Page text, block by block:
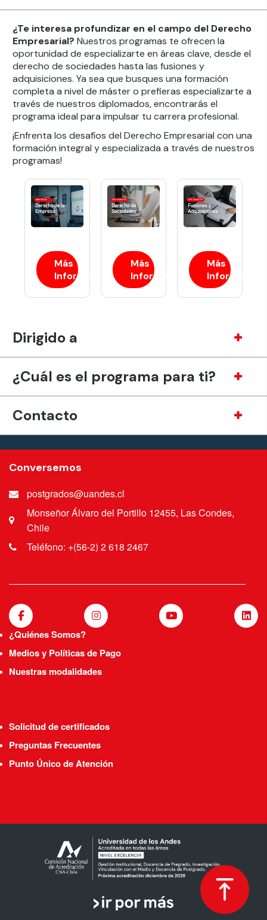
¿Te interesa profundizar en el campo del Derecho
Empresarial? Nuestros programas te ofrecen la
oportunidad de especializarte en áreas clave, desde el
derecho de sociedades hasta las fusiones y
adquisiciones. Ya sea que busques una formación
completa a nivel de máster o prefieras especializarte a
través de nuestros diplomados, encontrarás el
programa ideal para impulsar tu carrera profesional.
¡Enfrenta los desafíos del Derecho Empresarial con una
formación integral y especializada a través de nuestros
programas!
Más
Información
Más
Información
Más
Información
Dirigido a
¿Cuál es el programa para ti?
Contacto
Conversemos
postgrados@uandes.cl
Monseñor Álvaro del Portillo 12455, Las Condes,
Chile
Teléfono: +(56-2) 2 618 2467
¿Quiénes Somos?
Medios y Políticas de Pago
Nuestras modalidades
Solicitud de certificados
Preguntas Frecuentes
Punto Único de Atención